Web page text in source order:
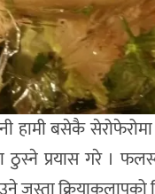
बसेकै सेरोफेरोमा
प्रयास गरे ।